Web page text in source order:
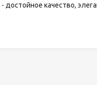
достойное качество,